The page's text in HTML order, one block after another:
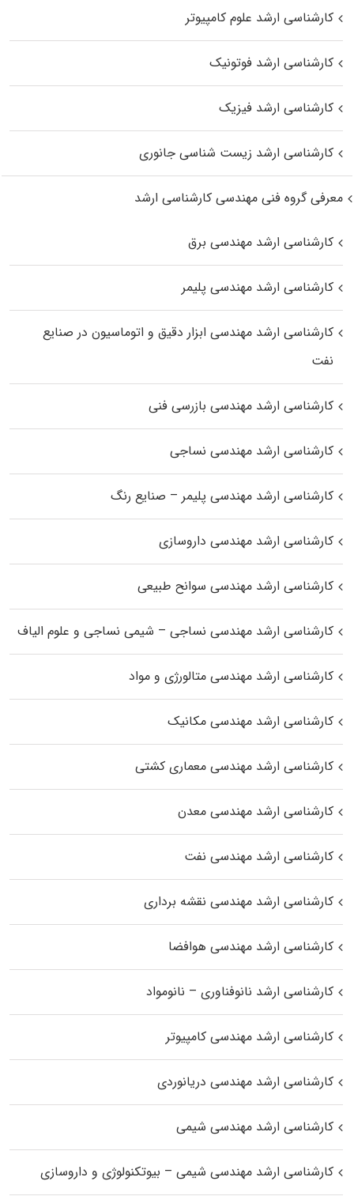
کارشناسی ارشد علوم کامپیوتر
کارشناسی ارشد فوتونیک
کارشناسی ارشد فیزیک
کارشناسی ارشد زیست‌ شناسی جانوری
معرفی گروه فنی مهندسی کارشناسی ارشد
کارشناسی ارشد مهندسی برق
کارشناسی ارشد مهندسی پلیمر
کارشناسی ارشد مهندسی ابزار دقیق و اتوماسیون در صنایع
نفت
کارشناسی ارشد مهندسی بازرسی فنی
کارشناسی ارشد مهندسی نساجی
کارشناسی ارشد مهندسی پلیمر – صنایع رنگ
کارشناسی ارشد مهندسی داروسازی
کارشناسی ارشد مهندسی سوانح طبیعی
کارشناسی ارشد مهندسی نساجی – شیمی نساجی و علوم الیاف
کارشناسی ارشد مهندسی متالورژی و مواد
کارشناسی ارشد مهندسی مکانیک
کارشناسی ارشد مهندسی معماری کشتی
کارشناسی ارشد مهندسی معدن
کارشناسی ارشد مهندسی نفت
کارشناسی ارشد مهندسی نقشه برداری
کارشناسی ارشد مهندسی هوافضا
کارشناسی ارشد نانوفناوری – نانومواد
کارشناسی ارشد مهندسی کامپیوتر
کارشناسی ارشد مهندسی دریانوردی
کارشناسی ارشد مهندسی شیمی
کارشناسی ارشد مهندسی شیمی – بیوتکنولوژی و داروسازی